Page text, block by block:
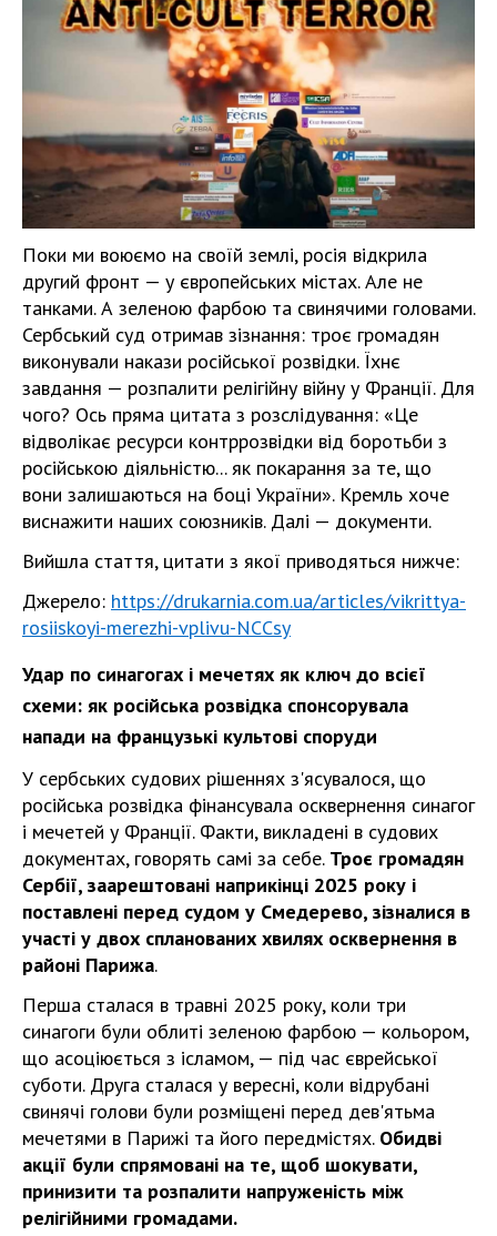
Поки ми воюємо на своїй землі, росія відкрила
другий фронт — у європейських містах. Але не
танками. А зеленою фарбою та свинячими головами.
Сербський суд отримав зізнання: троє громадян
виконували накази російської розвідки. Їхнє
завдання — розпалити релігійну війну у Франції. Для
чого? Ось пряма цитата з розслідування: «Це
відволікає ресурси контррозвідки від боротьби з
російською діяльністю... як покарання за те, що
вони залишаються на боці України». Кремль хоче
виснажити наших союзників. Далі — документи.
Вийшла стаття, цитати з якої приводяться нижче:
Джерело: https://drukarnia.com.ua/articles/vikrittya-
rosiiskoyi-merezhi-vplivu-NCCsy
Удар по синагогах і мечетях як ключ до всієї
схеми: як російська розвідка спонсорувала
напади на французькі культові споруди
У сербських судових рішеннях з'ясувалося, що
російська розвідка фінансувала осквернення синагог
і мечетей у Франції. Факти, викладені в судових
документах, говорять самі за себе. Троє громадян
Сербії, заарештовані наприкінці 2025 року і
поставлені перед судом у Смедерево, зізналися в
участі у двох спланованих хвилях осквернення в
районі Парижа.
Перша сталася в травні 2025 року, коли три
синагоги були облиті зеленою фарбою — кольором,
що асоціюється з ісламом, — під час єврейської
суботи. Друга сталася у вересні, коли відрубані
свинячі голови були розміщені перед дев'ятьма
мечетями в Парижі та його передмістях. Обидві
акції були спрямовані на те, щоб шокувати,
принизити та розпалити напруженість між
релігійними громадами.